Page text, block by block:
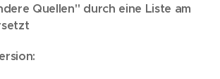
Quellen" durch eine Liste am